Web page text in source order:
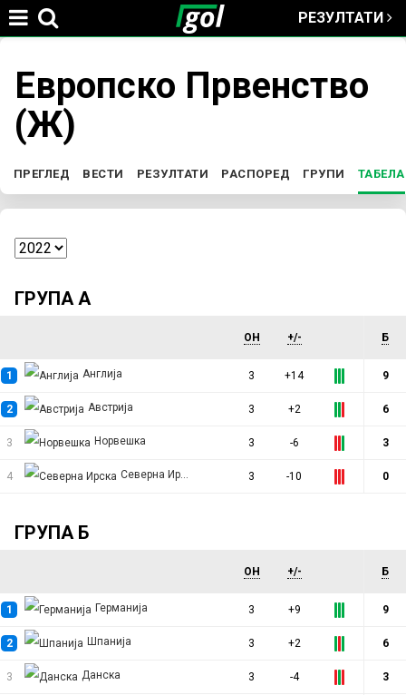
РЕЗУЛТАТИ
You
are
here
Европско Првенство
(Ж)
P
r
a
r
y
a
s
ПРЕГЛЕД ВЕСТИ РЕЗУЛТАТИ РАСПОРЕД ГРУПИ ТАБЕЛА
ГРУПА А
ОН +/- Б
1 Англија 3 +14 9
2 Австрија 3 +2 6
3 Норвешка 3 -6 3
4 Северна Ирска 3 -10 0
ГРУПА Б
ОН +/- Б
1 Германија 3 +9 9
2 Шпанија 3 +2 6
3 Данска 3 -4 3